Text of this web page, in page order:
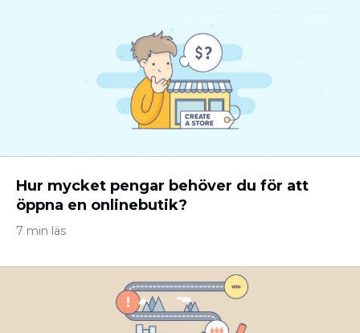
Hur mycket pengar behöver du för att
öppna en onlinebutik?
7 min läs